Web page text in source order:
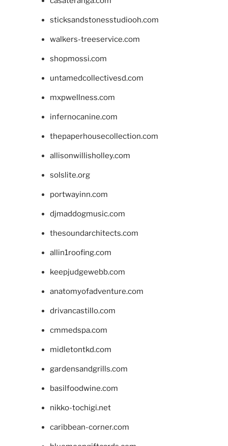
sticksandstonesstudiooh.com
walkers-treeservice.com
shopmossi.com
untamedcollectivesd.com
mxpwellness.com
infernocanine.com
thepaperhousecollection.com
allisonwillisholley.com
solslite.org
portwayinn.com
djmaddogmusic.com
thesoundarchitects.com
allin1roofing.com
keepjudgewebb.com
anatomyofadventure.com
drivancastillo.com
cmmedspa.com
midletontkd.com
gardensandgrills.com
basilfoodwine.com
nikko-tochigi.net
caribbean-corner.com